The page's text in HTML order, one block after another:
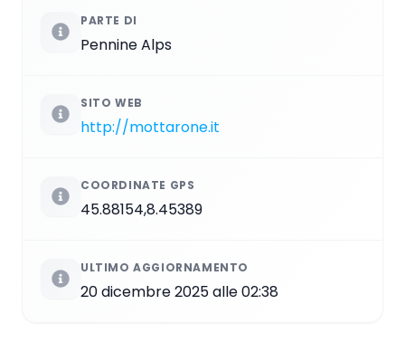
PARTE DI
Pennine Alps
SITO WEB
http://mottarone.it
COORDINATE GPS
45.88154,8.45389
ULTIMO AGGIORNAMENTO
20 dicembre 2025 alle 02:38